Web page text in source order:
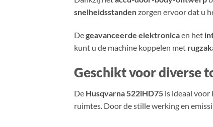
snelheidsstandenzorgen ervoor dat u
Degeavanceerde elektronicaen het
kunt u de machine koppelen met
Geschikt voor diverse
De Husqvarna 522iHD75 is ideaal voor
ruimtes. Door de stille werking en